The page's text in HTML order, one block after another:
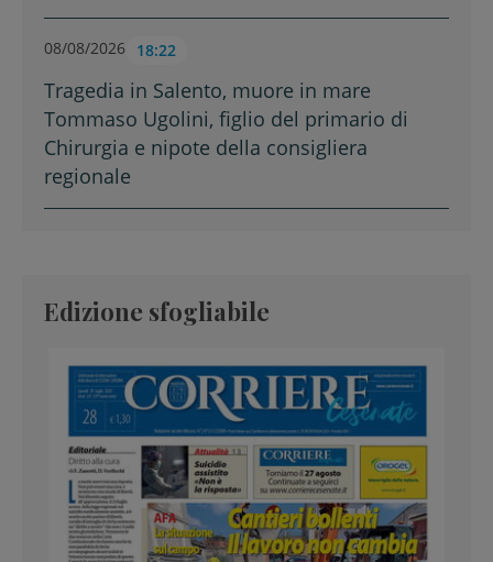
08/08/2026 18:22
Tragedia in Salento, muore in mare
Tommaso Ugolini, figlio del primario di
Chirurgia e nipote della consigliera
regionale
Edizione sfogliabile